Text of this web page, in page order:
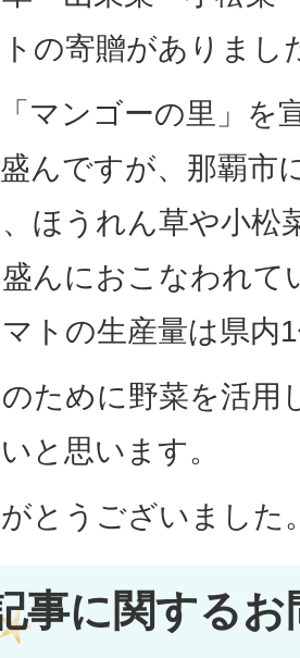
の寄贈がありまし
マンゴーの里」を
んですが、那覇市
ほうれん草や小松
んにおこなわれて
マトの生産量は県内
ために野菜を活用
と思います。
とうございました
事に関する